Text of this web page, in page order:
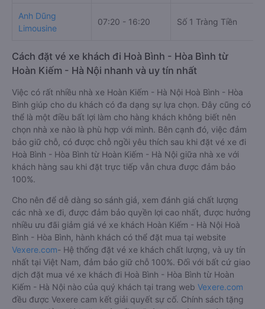
Anh Dũng
Limousine
07:20 - 16:20 Số 1 Tràng Tiền
Cách đặt vé xe khách đi Hoà Bình - Hòa Bình từ
Hoàn Kiếm - Hà Nội nhanh và uy tín nhất
Việc có rất nhiều nhà xe Hoàn Kiếm - Hà Nội Hoà Bình - Hòa
Bình giúp cho du khách có đa dạng sự lựa chọn. Đây cũng có
thể là một điều bất lợi làm cho hàng khách không biết nên
chọn nhà xe nào là phù hợp với mình. Bên cạnh đó, việc đảm
bảo giữ chỗ, có được chỗ ngồi yêu thích sau khi đặt vé xe đi
Hoà Bình - Hòa Bình từ Hoàn Kiếm - Hà Nội giữa nhà xe với
khách hàng sau khi đặt trực tiếp vẫn chưa được đảm bảo
100%.
Cho nên để dễ dàng so sánh giá, xem đánh giá chất lượng
các nhà xe đi, được đảm bảo quyền lợi cao nhất, được hưởng
nhiều ưu đãi giảm giá vé xe khách Hoàn Kiếm - Hà Nội Hoà
Bình - Hòa Bình, hành khách có thể đặt mua tại website
Vexere.com- Hệ thống đặt vé xe khách chất lượng, và uy tín
nhất tại Việt Nam, đảm bảo giữ chỗ 100%. Đối với bất cứ giao
dịch đặt mua vé xe khách đi Hoà Bình - Hòa Bình từ Hoàn
Kiếm - Hà Nội nào của quý khách tại trang web Vexere.com
đều được Vexere cam kết giải quyết sự cố. Chính sách tặng